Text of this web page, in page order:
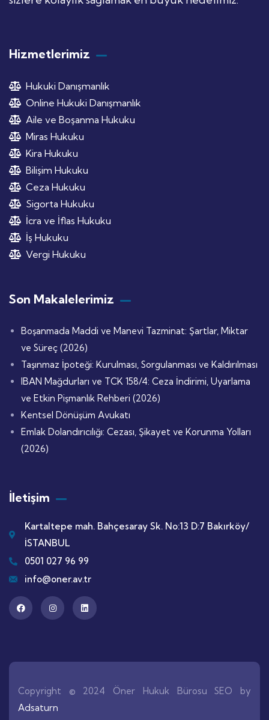
Hizmetlerimiz
Hukuki Danışmanlık
Online Hukuki Danışmanlık
Aile ve Boşanma Hukuku
Miras Hukuku
Kira Hukuku
Bilişim Hukuku
Ceza Hukuku
Sigorta Hukuku
İcra ve İflas Hukuku
İş Hukuku
Vergi Hukuku
Son Makalelerimiz
Boşanmada Maddi ve Manevi Tazminat: Şartlar, Miktar
ve Süreç (2026)
Taşınmaz İpoteği: Kurulması, Sorgulanması ve Kaldırılması
IBAN Mağdurları ve TCK 158/4: Ceza İndirimi, Uyarlama
ve Etkin Pişmanlık Rehberi (2026)
Kentsel Dönüşüm Avukatı
Emlak Dolandırıcılığı: Cezası, Şikayet ve Korunma Yolları
(2026)
İletişim
Kartaltepe mah. Bahçesaray Sk. No:13 D:7 Bakırköy/
İSTANBUL
0501 027 96 99
info@oner.av.tr
Copyright © 2024 Öner Hukuk Bürosu SEO by
Adsaturn